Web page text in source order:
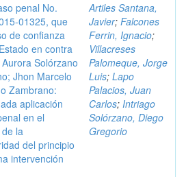
penal No.
01325, que
de confianza
en contra
Solórzano
Jhon Marcelo
Zambrano:
aplicación
en el
la
del principio
intervención
Artiles Santana,
Javier; Falcones
Ferrin, Ignacio;
Villacreses
Palomeque, Jorge
Luis; Lapo
Palacios, Juan
Carlos; Intriago
Solórzano, Diego
Gregorio